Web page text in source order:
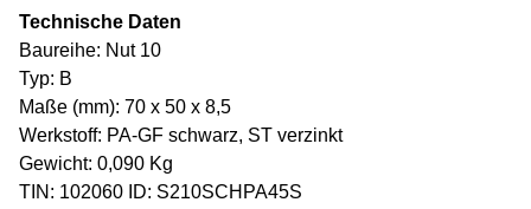
Technische Daten
Baureihe: Nut 10
Typ: B
Maße (mm): 70 x 50 x 8,5
Werkstoff: PA-GF schwarz, ST verzinkt
Gewicht: 0,090 Kg
TIN: 102060 ID: S210SCHPA45S